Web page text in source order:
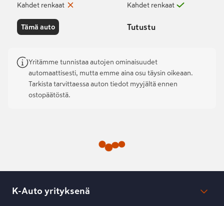
Kahdet renkaat
Tämä auto
Kahdet renkaat
Tutustu
Yritämme tunnistaa autojen ominaisuudet
automaattisesti, mutta emme aina osu täysin oikeaan.
Tarkista tarvittaessa auton tiedot myyjältä ennen
ostopäätöstä.
K-Auto yrityksenä